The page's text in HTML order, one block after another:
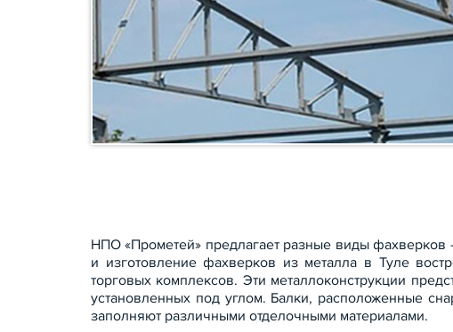
НПО «Прометей» предлагает разные виды фахверков
и изготовление фахверков из металла в Туле
торговых комплексов. Эти металлоконструкции
установленных под углом. Балки, расположенные
заполняют различными отделочными материалами.